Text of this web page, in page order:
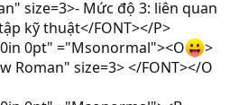
size=3>- Mức độ 3: liên quan
kỹ thuật</FONT></P>
0pt" ="Msonormal"><O
>
Roman" size=3> </FONT></O